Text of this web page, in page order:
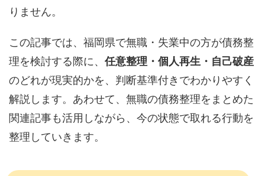
りません。
この記事では、福岡県で無職・失業中の方が債務整
理を検討する際に、 任意整理・個人再生・自己破産
のどれが現実的かを、判断基準付きでわかりやすく
解説します。あわせて、無職の債務整理をまとめた
関連記事も活用しながら、今の状態で取れる行動を
整理していきます。